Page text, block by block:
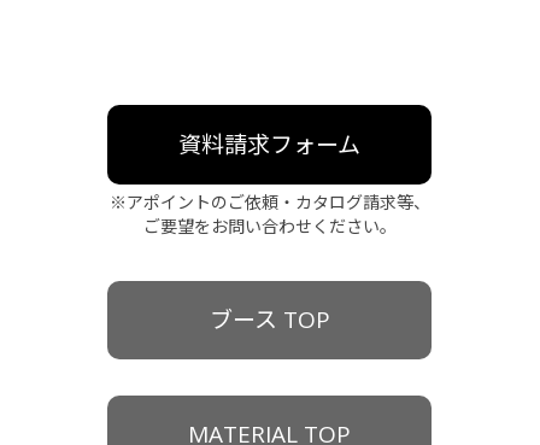
資料請求フォーム
※アポイントのご依頼・カタログ請求等、
ご要望をお問い合わせください。
ブース TOP
MATERIAL TOP